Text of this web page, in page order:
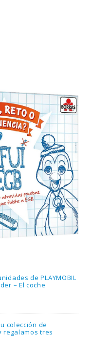
de PLAYMOBIL
– El coche
colección de
regalamos tres